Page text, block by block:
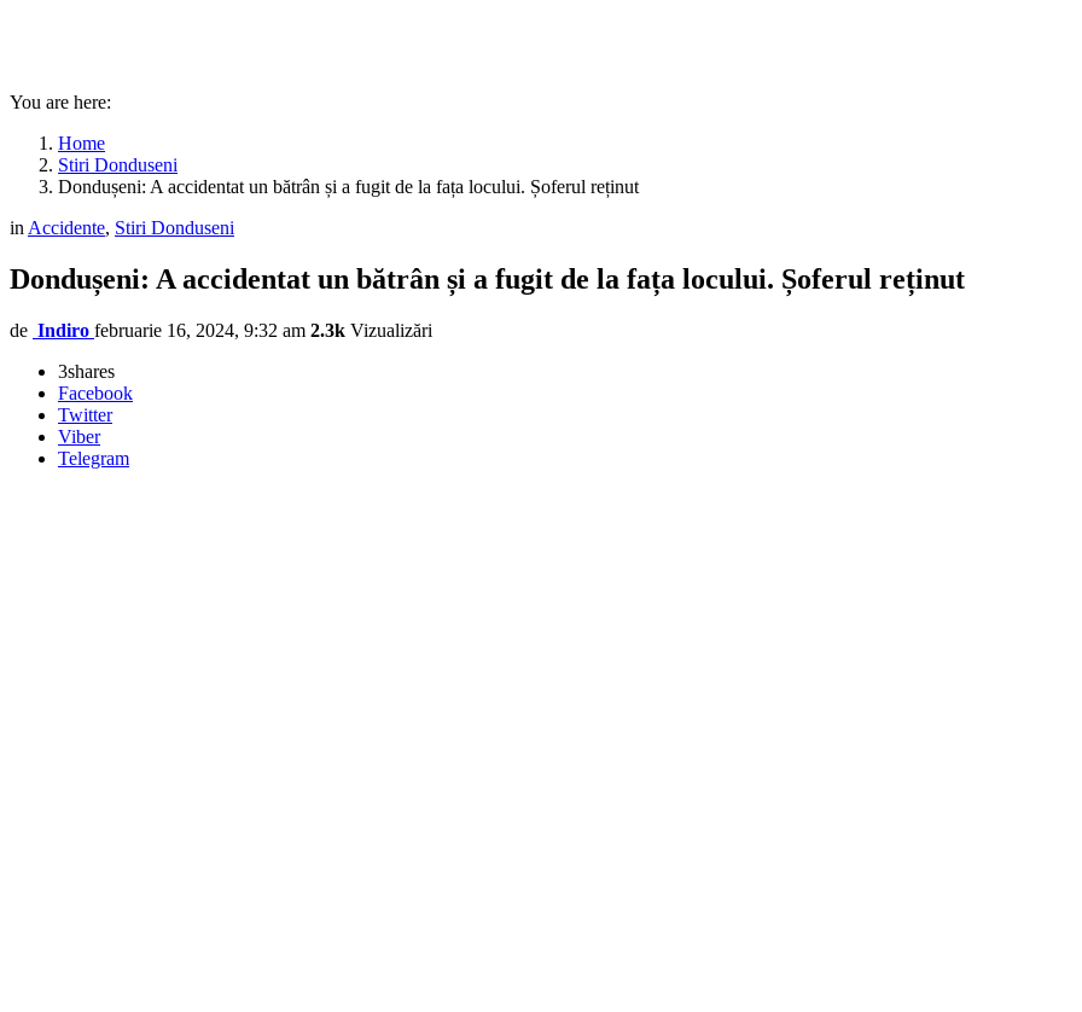
You are here:
Home
Stiri Donduseni
Dondușeni: A accidentat un bătrân și a fugit de la fața locului. Șoferul reținut
in Accidente, Stiri Donduseni
Dondușeni: A accidentat un bătrân și a fugit de la fața locului. Șoferul reținut
de Indiro februarie 16, 2024, 9:32 am 2.3k Vizualizări
3shares
Facebook
Twitter
Viber
Telegram